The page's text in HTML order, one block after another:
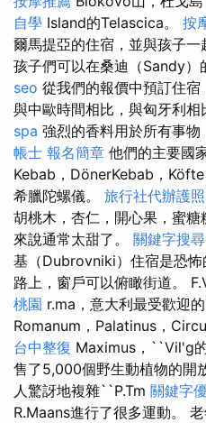
自學 Island的Telascica。 按
爾馬提亞的住宿，並與孩子一
孩子們可以在桑迪（Sandy）
seo 從我們的報價中預訂住宿
與中歐時間相比，與匈牙利相
spa 強烈的香料用於所有事物
帳士 報名簡章 他們的主要國
Kebab，DönerKebab，
希臘陀螺儀。 旅行社代辦護照
胡桃木，杏仁，開心果，蜜
來說通常太甜了。 關鍵字搜尋
基（Dubrovniki）住宿是恐
路上，窗戶可以俯瞰街道。
桃園 r.ma，意大利最受歡迎的
Romanum，Palatinus，
台中整復 Maximus，``Vil'g
售了5,000個野生動植物的開
人驚訝地複雜``P.Tm 關鍵字
R.Maans進行了很多運動。